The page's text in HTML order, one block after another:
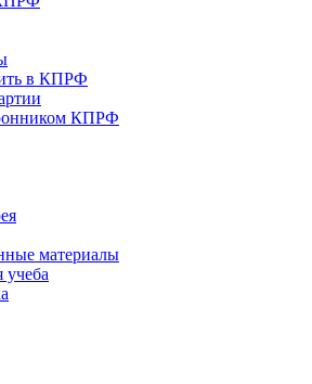
в КПРФ
КПРФ
материалы
учеба